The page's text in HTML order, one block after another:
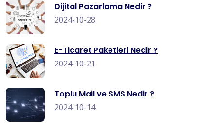
Dijital Pazarlama Nedir ?
2024-10-28
E-Ticaret Paketleri Nedir ?
2024-10-21
Toplu Mail ve SMS Nedir ?
2024-10-14